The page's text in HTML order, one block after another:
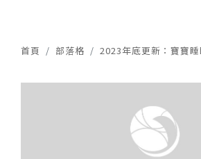
好眠師服務
好眠寶寶 X 企業合作
畢業顧問
0-4個月
4個月-3歲
學苑評價
首頁 部落格 2023年底更新：寶寶